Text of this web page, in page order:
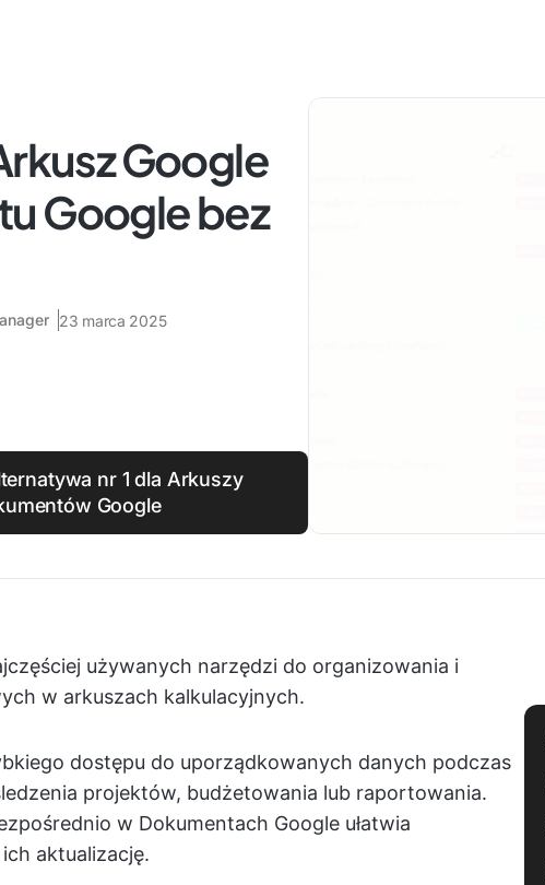
Google
Google bez
23 marca 2025
nr 1 dla Arkuszy
Google
używanych narzędzi do organizowania i
w arkuszach kalkulacyjnych.
dostępu do uporządkowanych danych podczas
projektów, budżetowania lub raportowania.
w Dokumentach Google ułatwia
aktualizację.